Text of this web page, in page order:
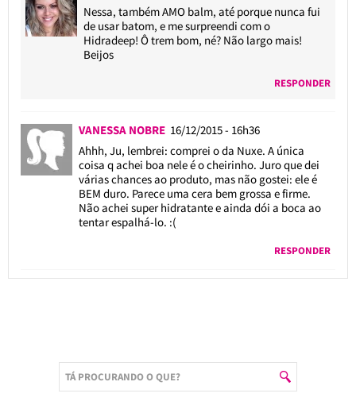
Nessa, também AMO balm, até porque nunca fui
de usar batom, e me surpreendi com o
Hidradeep! Ô trem bom, né? Não largo mais!
Beijos
RESPONDER
VANESSA NOBRE 16/12/2015 - 16h36
Ahhh, Ju, lembrei: comprei o da Nuxe. A única
coisa q achei boa nele é o cheirinho. Juro que dei
várias chances ao produto, mas não gostei: ele é
BEM duro. Parece uma cera bem grossa e firme.
Não achei super hidratante e ainda dói a boca ao
tentar espalhá-lo. :(
RESPONDER